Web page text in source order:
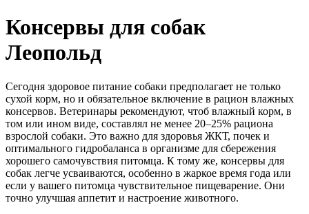
Консервы для собак
Леопольд
Сегодня здоровое питание собаки предполагает не только
сухой корм, но и обязательное включение в рацион влажных
консервов. Ветеринары рекомендуют, чтоб влажный корм, в
том или ином виде, составлял не менее 20–25% рациона
взрослой собаки. Это важно для здоровья ЖКТ, почек и
оптимального гидробаланса в организме для сбережения
хорошего самочувствия питомца. К тому же, консервы для
собак легче усваиваются, особенно в жаркое время года или
если у вашего питомца чувствительное пищеварение. Они
точно улучшая аппетит и настроение животного.